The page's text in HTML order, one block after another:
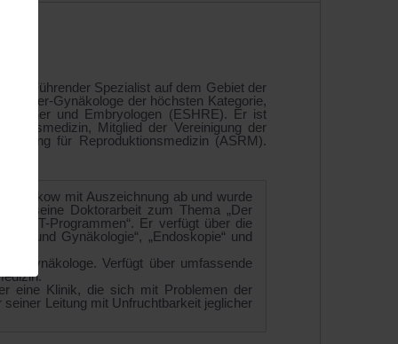
Führender Spezialist auf dem Gebiet der
Gynäkologe der höchsten Kategorie,
und Embryologen (ESHRE). Er ist
Mitglied der Vereinigung der
für Reproduktionsmedizin (ASRM).
Charkow mit Auszeichnung ab und wurde
er seine Doktorarbeit zum Thema „Der
ART-Programmen“. Er verfügt über die
und Gynäkologie“, „Endoskopie“ und
Gynäkologe. Verfügt über umfassende
eine Klinik, die sich mit Problemen der
Leitung mit Unfruchtbarkeit jeglicher